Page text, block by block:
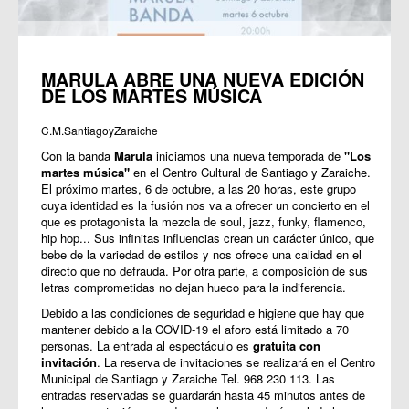
MARULA ABRE UNA NUEVA EDICIÓN
DE LOS MARTES MÚSICA
C.M.SantiagoyZaraiche
Con la banda Marula iniciamos una nueva temporada de "Los
martes música" en el Centro Cultural de Santiago y Zaraiche.
El próximo martes, 6 de octubre, a las 20 horas, este grupo
cuya identidad es la fusión nos va a ofrecer un concierto en el
que es protagonista la mezcla de soul, jazz, funky, flamenco,
hip hop... Sus infinitas influencias crean un carácter único, que
bebe de la variedad de estilos y nos ofrece una calidad en el
directo que no defrauda. Por otra parte, a composición de sus
letras comprometidas no dejan hueco para la indiferencia.
Debido a las condiciones de seguridad e higiene que hay que
mantener debido a la COVID-19 el aforo está limitado a 70
personas. La entrada al espectáculo es gratuita con
invitación. La reserva de invitaciones se realizará en el Centro
Municipal de Santiago y Zaraiche Tel. 968 230 113. Las
entradas reservadas se guardarán hasta 45 minutos antes de